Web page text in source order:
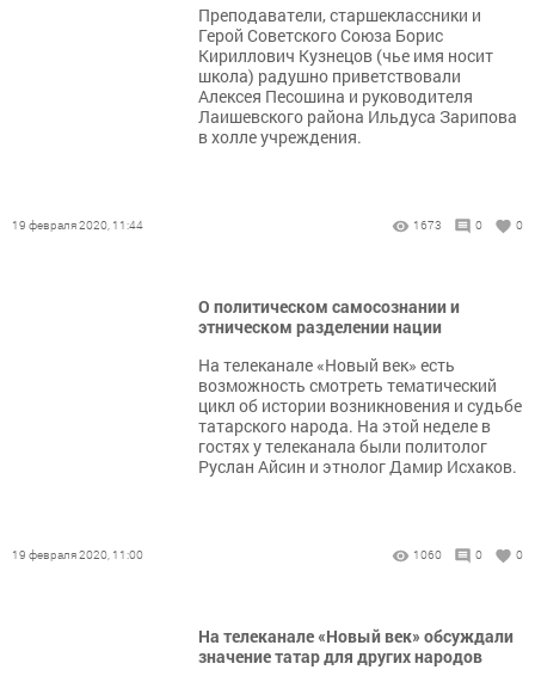
Преподаватели, старшеклассники и
Герой Советского Союза Борис
Кириллович Кузнецов (чье имя носит
школа) радушно приветствовали
Алексея Песошина и руководителя
Лаишевского района Ильдуса Зарипова
в холле учреждения.
19 февраля 2020, 11:44 1673 0 0
О политическом самосознании и
этническом разделении нации
На телеканале «Новый век» есть
возможность смотреть тематический
цикл об истории возникновения и судьбе
татарского народа. На этой неделе в
гостях у телеканала были политолог
Руслан Айсин и этнолог Дамир Исхаков.
19 февраля 2020, 11:00 1060 0 0
На телеканале «Новый век» обсуждали
значение татар для других народов